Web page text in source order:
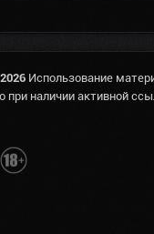
Использование
при наличии активной